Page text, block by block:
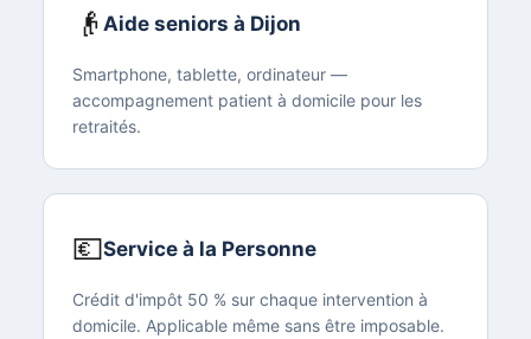
👴 Aide seniors à Dijon
Smartphone, tablette, ordinateur —
accompagnement patient à domicile pour les
retraités.
💶Service à la Personne
Crédit d'impôt 50 % sur chaque intervention à
domicile. Applicable même sans être imposable.